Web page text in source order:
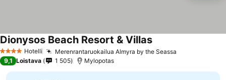
4 Tähtiluokitus
Hotelli Merenrantaruokailua Almyra by the Seassa
Dionysos Beach Resort & Villas
9,1 Loistava 1 505 Mylopotas